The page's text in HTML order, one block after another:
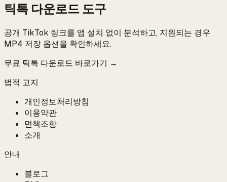
틱톡 다운로드 도구
공개 TikTok 링크를 앱 설치 없이 분석하고, 지원되는 경우
MP4 저장 옵션을 확인하세요.
무료 틱톡 다운로드 바로가기 →
법적 고지
개인정보처리방침
이용약관
면책조항
소개
안내
블로그